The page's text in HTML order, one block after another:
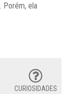
Porém, ela
CURIOSIDADES